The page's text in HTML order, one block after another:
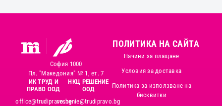
София 1000
Пл. "Македония" № 1, ет. 7
ИК ТРУД И
ПРАВО ООД
office@trudipravo.bg
НКЦ РЕШЕНИЕ
ООД
reshenie@trudipravo.bg
ПОЛИТИКА НА САЙТА
Начини за плащане
Условия за доставка
Политика за използване на
бисквитки